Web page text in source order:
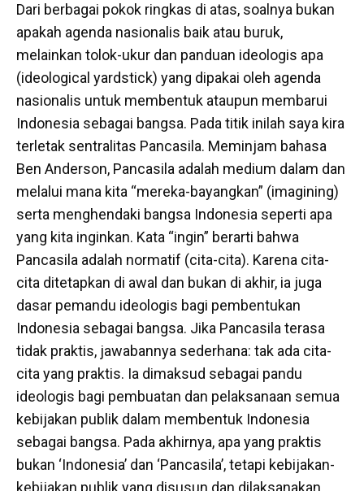
Dari berbagai pokok ringkas di atas, soalnya bukan
apakah agenda nasionalis baik atau buruk,
melainkan tolok-ukur dan panduan ideologis apa
(ideological yardstick) yang dipakai oleh agenda
nasionalis untuk membentuk ataupun membarui
Indonesia sebagai bangsa. Pada titik inilah saya kira
terletak sentralitas Pancasila. Meminjam bahasa
Ben Anderson, Pancasila adalah medium dalam dan
melalui mana kita “mereka-bayangkan” (imagining)
serta menghendaki bangsa Indonesia seperti apa
yang kita inginkan. Kata “ingin” berarti bahwa
Pancasila adalah normatif (cita-cita). Karena cita-
cita ditetapkan di awal dan bukan di akhir, ia juga
dasar pemandu ideologis bagi pembentukan
Indonesia sebagai bangsa. Jika Pancasila terasa
tidak praktis, jawabannya sederhana: tak ada cita-
cita yang praktis. Ia dimaksud sebagai pandu
ideologis bagi pembuatan dan pelaksanaan semua
kebijakan publik dalam membentuk Indonesia
sebagai bangsa. Pada akhirnya, apa yang praktis
bukan ‘Indonesia’ dan ‘Pancasila’, tetapi kebijakan-
kebijakan publik yang disusun dan dilaksanakan